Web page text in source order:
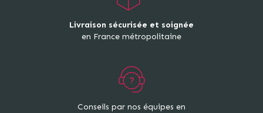
Livraison sécurisée et soignée
en France métropolitaine
Conseils par nos équipes en